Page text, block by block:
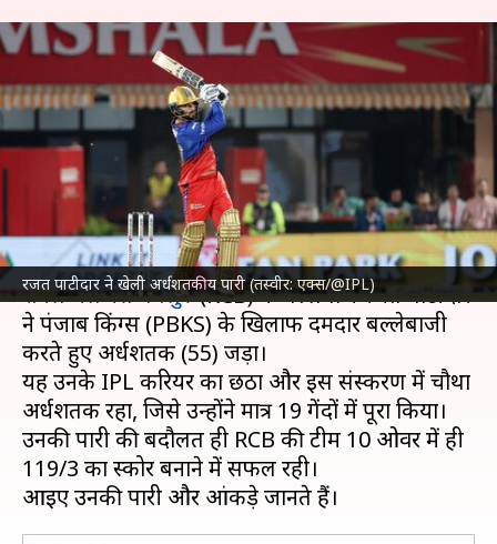
रजत पाटीदार ने खेली अर्धशतकीय पारी (तस्वीर: एक्स/@IPL)
PBKS बनाम RCB: रजत पाटीदार ने
जड़ा IPL 2024 में अपना चौथा
अर्धशतक, जानिए आंकड़े
May 09, 2024 08:57 pm
क्या है खबर?
इंडियन प्रीमियर लीग (IPL) 2024के 58वें मुकाबले में
रॉयल चैलेंजर्स बेंगलुरु(RCB) के बल्लेबाज रजत पाटीदार
ने पंजाब किंग्स (PBKS) के खिलाफ दमदार बल्लेबाजी
करते हुए अर्धशतक (55) जड़ा।
यह उनके IPL करियर का छठा और इस संस्करण में चौथा
अर्धशतक रहा, जिसे उन्होंने मात्र 19 गेंदों में पूरा किया।
उनकी पारी की बदौलत ही RCB की टीम 10 ओवर में ही
119/3 का स्कोर बनाने में सफल रही।